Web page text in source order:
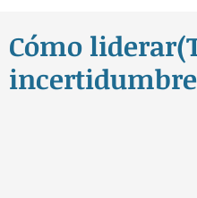
Cómo
incertidumbre